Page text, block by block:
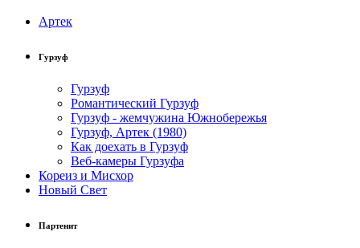
Артек
Гурзуф
Гурзуф
Романтический Гурзуф
Гурзуф - жемчужина Южнобережья
Гурзуф, Артек (1980)
Как доехать в Гурзуф
Веб-камеры Гурзуфа
Кореиз и Мисхор
Новый Свет
Партенит